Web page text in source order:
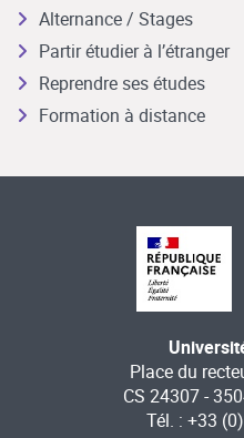
Alternance / Stages
Partir étudier à l’étranger
Reprendre ses études
Formation à distance
Place du
CS 24307 -
Tél. : +33